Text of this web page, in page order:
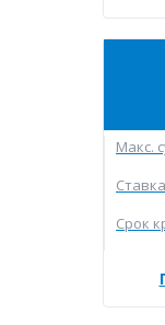
Макc.
Ставка
Срок